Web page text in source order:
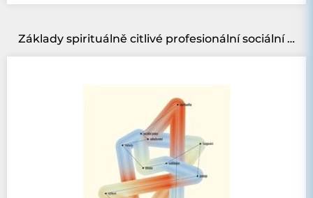
Základy spirituálně citlivé profesionální sociální práce:: Vztah profesionality a spirituality v sociální práci